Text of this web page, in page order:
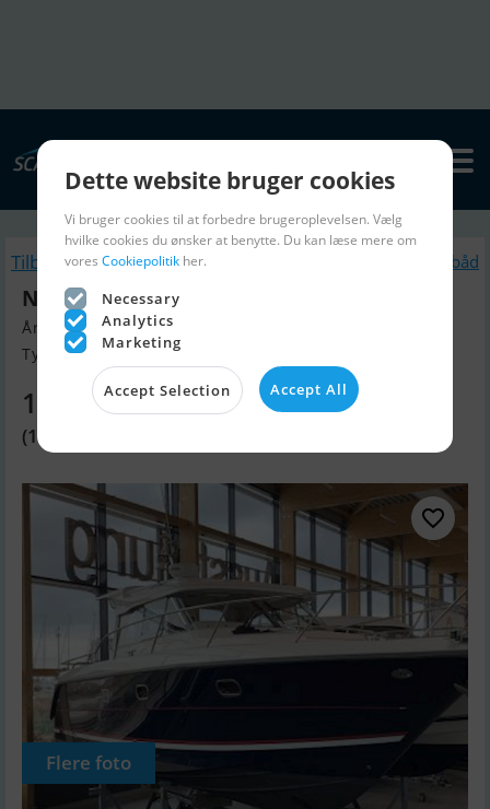
Tilbage Lignende Motorbåd
Nimbus 35 Nova Coupé
Årgang 2005, Motorbåd til salg
Tyskland
1.194.420 DKK
(160.000 EUR)
Flere foto
Dette website bruger cookies
Vi bruger cookies til at forbedre brugeroplevelsen. Vælg
hvilke cookies du ønsker at benytte. Du kan læse mere om
vores Cookiepolitik her.
Necessary
Analytics
Marketing
Accept Selection Accept All